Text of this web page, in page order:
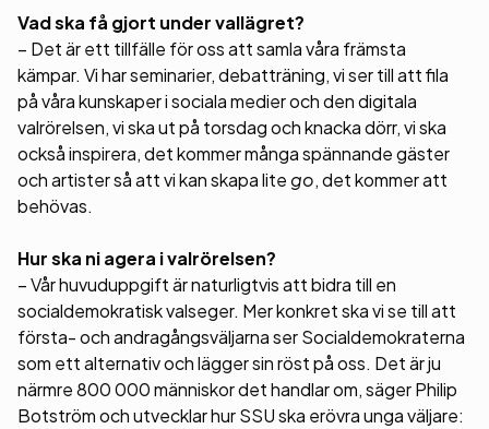
Vad ska få gjort under vallägret?
– Det är ett tillfälle för oss att samla våra främsta
kämpar. Vi har seminarier, debatträning, vi ser till att fila
på våra kunskaper i sociala medier och den digitala
valrörelsen, vi ska ut på torsdag och knacka dörr, vi ska
också inspirera, det kommer många spännande gäster
och artister så att vi kan skapa lite go, det kommer att
behövas.
Hur ska ni agera i valrörelsen?
– Vår huvuduppgift är naturligtvis att bidra till en
socialdemokratisk valseger. Mer konkret ska vi se till att
första- och andragångsväljarna ser Socialdemokraterna
som ett alternativ och lägger sin röst på oss. Det är ju
närmre 800 000 människor det handlar om, säger Philip
Botström och utvecklar hur SSU ska erövra unga väljare: